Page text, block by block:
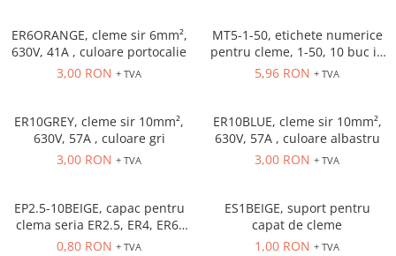
Router si switch-uri industriale
Afisoare digitale
Senzori fotoelectrici
Senzori inductivi
Senzori magnetici-rezistivi
TRIO-PS
TRIO-UPS
Butoane si accesorii
Lampa multi LED
pentru motor
Direct-On-Line Starters
ER6ORANGE, cleme sir 6mm²,
630V, 41A , culoare portocalie
3,00 RON + TVA
MT5-1-50, etichete numerice
pentru cleme, 1-50, 10 buc in
cutie
5,96 RON + TVA
ER10GREY, cleme sir 10mm²,
630V, 57A , culoare gri
3,00 RON + TVA
ER10BLUE, cleme sir 10mm²,
630V, 57A , culoare albastru
3,00 RON + TVA
EP2.5-10BEIGE, capac pentru
clema seria ER2.5, ER4, ER6,
ER10 Beige
0,80 RON + TVA
ES1BEIGE, suport pentru
capat de cleme
1,00 RON + TVA